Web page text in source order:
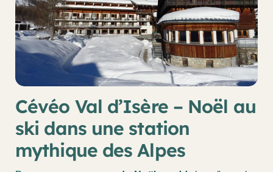
Cévéo Val d’Isère – Noël au
ski dans une station
mythique des Alpes